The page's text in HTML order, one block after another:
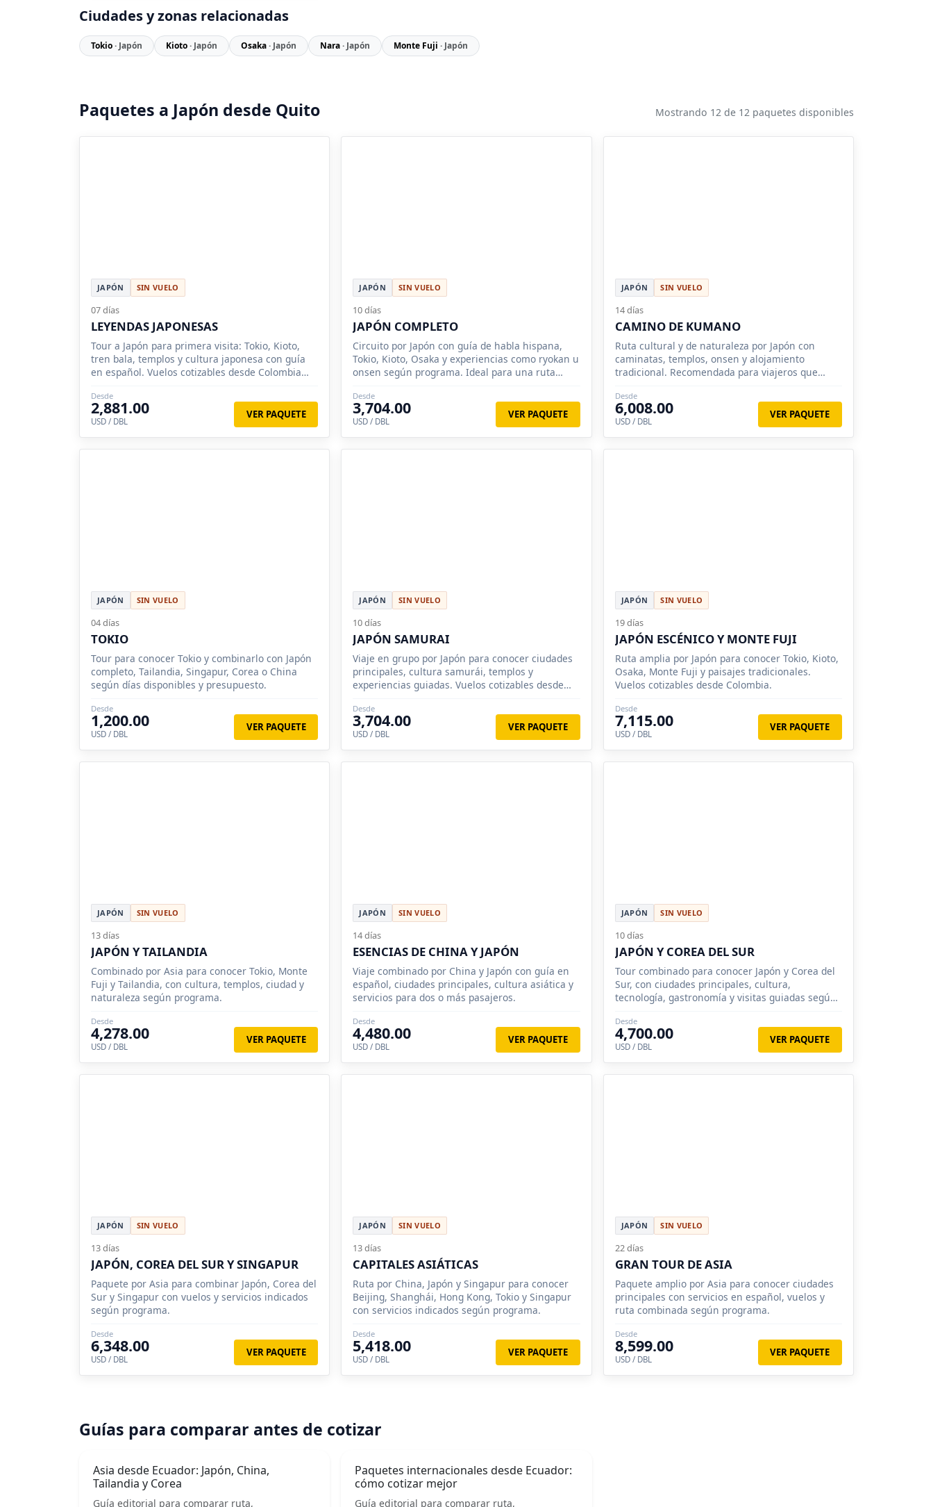
Ciudades y zonas relacionadas
Tokio· Japón Kioto· Japón Osaka· Japón Nara· Japón Monte Fuji · Japón
Paquetes a Japón desde Quito Mostrando 12 de 12 paquetes disponibles
JAPÓN SIN VUELO
07 días
LEYENDAS JAPONESAS
Tour a Japón para primera visita: Tokio, Kioto,
tren bala, templos y cultura japonesa con guía
en español. Vuelos cotizables desde Colombia
Desde
2,881.00
USD / DBL
VER PAQUETE
JAPÓN SIN VUELO
10 días
JAPÓN COMPLETO
Circuito por Japón con guía de habla hispana,
Tokio, Kioto, Osaka y experiencias como ryokan u
onsen según programa. Ideal para una ruta
Desde
3,704.00
USD / DBL
VER PAQUETE
JAPÓN SIN VUELO
14 días
CAMINO DE KUMANO
Ruta cultural y de naturaleza por Japón con
caminatas, templos, onsen y alojamiento
tradicional. Recomendada para viajeros que
Desde
6,008.00
USD / DBL
VER PAQUETE
JAPÓN SIN VUELO
04 días
TOKIO
Tour para conocer Tokio y combinarlo con Japón
completo, Tailandia, Singapur, Corea o China
según días disponibles y presupuesto.
Desde
1,200.00
USD / DBL
VER PAQUETE
JAPÓN SIN VUELO
10 días
JAPÓN SAMURAI
Viaje en grupo por Japón para conocer ciudades
principales, cultura samurái, templos y
experiencias guiadas. Vuelos cotizables desde
Desde
3,704.00
USD / DBL
VER PAQUETE
JAPÓN SIN VUELO
19 días
JAPÓN ESCÉNICO Y MONTE FUJI
Ruta amplia por Japón para conocer Tokio, Kioto,
Osaka, Monte Fuji y paisajes tradicionales.
Vuelos cotizables desde Colombia.
Desde
7,115.00
USD / DBL
VER PAQUETE
JAPÓN SIN VUELO
13 días
JAPÓN Y TAILANDIA
Combinado por Asia para conocer Tokio, Monte
Fuji y Tailandia, con cultura, templos, ciudad y
naturaleza según programa.
Desde
4,278.00
USD / DBL
VER PAQUETE
JAPÓN SIN VUELO
14 días
ESENCIAS DE CHINA Y JAPÓN
Viaje combinado por China y Japón con guía en
español, ciudades principales, cultura asiática y
servicios para dos o más pasajeros.
Desde
4,480.00
USD / DBL
VER PAQUETE
JAPÓN SIN VUELO
10 días
JAPÓN Y COREA DEL SUR
Tour combinado para conocer Japón y Corea del
Sur, con ciudades principales, cultura,
tecnología, gastronomía y visitas guiadas según
Desde
4,700.00
USD / DBL
VER PAQUETE
JAPÓN SIN VUELO
13 días
JAPÓN, COREA DEL SUR Y SINGAPUR
Paquete por Asia para combinar Japón, Corea del
Sur y Singapur con vuelos y servicios indicados
según programa.
Desde
6,348.00
USD / DBL
VER PAQUETE
JAPÓN SIN VUELO
13 días
CAPITALES ASIÁTICAS
Ruta por China, Japón y Singapur para conocer
Beijing, Shanghái, Hong Kong, Tokio y Singapur
con servicios indicados según programa.
Desde
5,418.00
USD / DBL
VER PAQUETE
JAPÓN SIN VUELO
22 días
GRAN TOUR DE ASIA
Paquete amplio por Asia para conocer ciudades
principales con servicios en español, vuelos y
ruta combinada según programa.
Desde
8,599.00
USD / DBL
VER PAQUETE
Guías para comparar antes de cotizar
Asia desde Ecuador: Japón, China,
Tailandia y Corea
Guía editorial para comparar ruta,
Paquetes internacionales desde Ecuador:
cómo cotizar mejor
Guía editorial para comparar ruta,